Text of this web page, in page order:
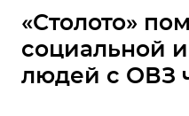
«Столото»
социальной
людей с ОВЗ